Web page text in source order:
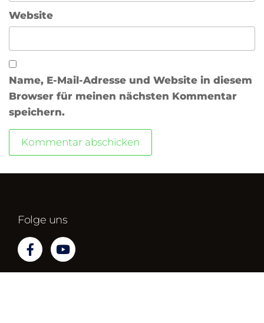
Website
Name, E-Mail-Adresse und Website in diesem
Browser für meinen nächsten Kommentar
speichern.
Folge uns